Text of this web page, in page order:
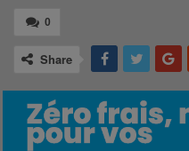
0
Share